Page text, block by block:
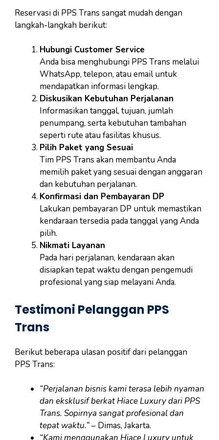
Reservasi di PPS Trans sangat mudah dengan
langkah-langkah berikut:
Hubungi Customer Service
Anda bisa menghubungi PPS Trans melalui
WhatsApp, telepon, atau email untuk
mendapatkan informasi lengkap.
Diskusikan Kebutuhan Perjalanan
Informasikan tanggal, tujuan, jumlah
penumpang, serta kebutuhan tambahan
seperti rute atau fasilitas khusus.
Pilih Paket yang Sesuai
Tim PPS Trans akan membantu Anda
memilih paket yang sesuai dengan anggaran
dan kebutuhan perjalanan.
Konfirmasi dan Pembayaran DP
Lakukan pembayaran DP untuk memastikan
kendaraan tersedia pada tanggal yang Anda
pilih.
Nikmati Layanan
Pada hari perjalanan, kendaraan akan
disiapkan tepat waktu dengan pengemudi
profesional yang siap melayani Anda.
Testimoni Pelanggan PPS
Trans
Berikut beberapa ulasan positif dari pelanggan
PPS Trans:
“Perjalanan bisnis kami terasa lebih nyaman
dan eksklusif berkat Hiace Luxury dari PPS
Trans. Sopirnya sangat profesional dan
tepat waktu.”– Dimas, Jakarta.